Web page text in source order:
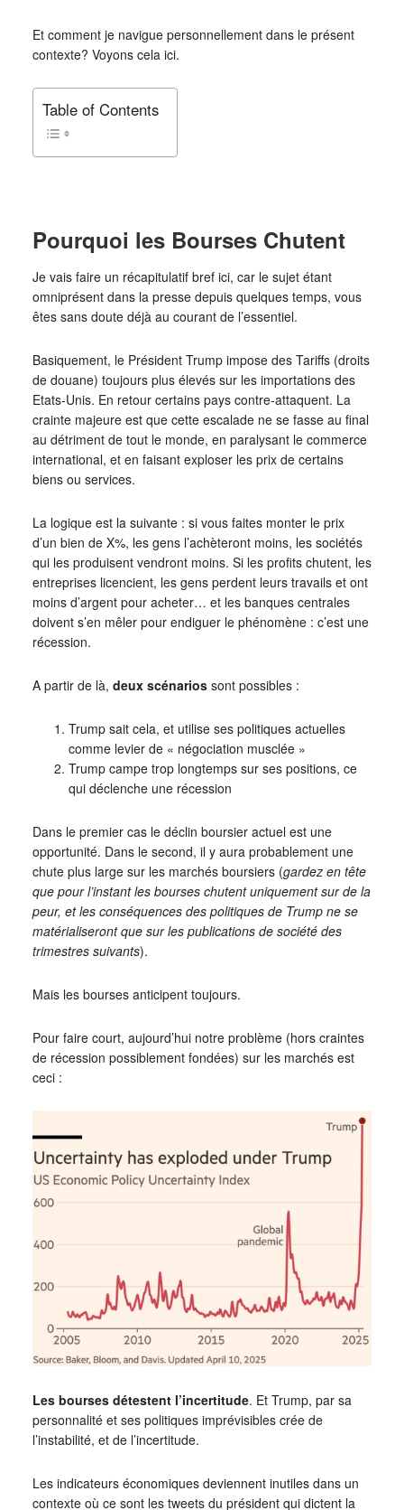
Et comment je navigue personnellement dans le présent
contexte? Voyons cela ici.
Table of Contents
Pourquoi les Bourses Chutent
Je vais faire un récapitulatif bref ici, car le sujet étant
omniprésent dans la presse depuis quelques temps, vous
êtes sans doute déjà au courant de l’essentiel.
Basiquement, le Président Trump impose des Tariffs (droits
de douane) toujours plus élevés sur les importations des
Etats-Unis. En retour certains pays contre-attaquent. La
crainte majeure est que cette escalade ne se fasse au final
au détriment de tout le monde, en paralysant le commerce
international, et en faisant exploser les prix de certains
biens ou services.
La logique est la suivante : si vous faites monter le prix
d’un bien de X%, les gens l’achèteront moins, les sociétés
qui les produisent vendront moins. Si les profits chutent, les
entreprises licencient, les gens perdent leurs travails et ont
moins d’argent pour acheter… et les banques centrales
doivent s’en mêler pour endiguer le phénomène : c’est une
récession.
A partir de là, deux scénariossont possibles :
Trump sait cela, et utilise ses politiques actuelles
comme levier de « négociation musclée »
Trump campe trop longtemps sur ses positions, ce
qui déclenche une récession
Dans le premier cas le déclin boursier actuel est une
opportunité. Dans le second, il y aura probablement une
chute plus large sur les marchés boursiers (gardez en tête
que pour l’instant les bourses chutent uniquement sur de la
peur, et les conséquences des politiques de Trump ne se
matérialiseront que sur les publications de société des
trimestres suivants).
Mais les bourses anticipent toujours.
Pour faire court, aujourd’hui notre problème (hors craintes
de récession possiblement fondées) sur les marchés est
ceci :
Les bourses détestent l’incertitude. Et Trump, par sa
personnalité et ses politiques imprévisibles crée de
l’instabilité, et de l’incertitude.
Les indicateurs économiques deviennent inutiles dans un
contexte où ce sont les tweets du président qui dictent la